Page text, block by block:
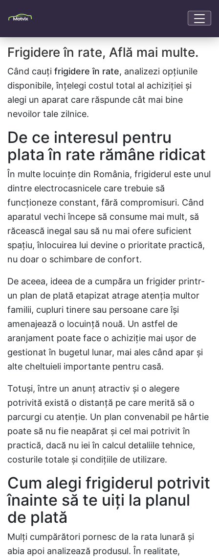
Frigidere în rate, Află mai multe.
Când cauți frigidere în rate, analizezi opțiunile
disponibile, înțelegi costul total al achiziției și
alegi un aparat care răspunde cât mai bine
nevoilor tale zilnice.
De ce interesul pentru
plata în rate rămâne ridicat
În multe locuințe din România, frigiderul este unul
dintre electrocasnicele care trebuie să
funcționeze constant, fără compromisuri. Când
aparatul vechi începe să consume mai mult, să
răcească inegal sau să nu mai ofere suficient
spațiu, înlocuirea lui devine o prioritate practică,
nu doar o schimbare de confort.
De aceea, ideea de a cumpăra un frigider printr-
un plan de plată etapizat atrage atenția multor
familii, cupluri tinere sau persoane care își
amenajează o locuință nouă. Un astfel de
aranjament poate face o achiziție mai ușor de
gestionat în bugetul lunar, mai ales când apar și
alte cheltuieli importante pentru casă.
Totuși, între un anunț atractiv și o alegere
potrivită există o distanță pe care merită să o
parcurgi cu atenție. Un plan convenabil pe hârtie
poate să nu fie neapărat și cel mai potrivit în
practică, dacă nu iei în calcul detaliile tehnice,
costurile totale și condițiile de utilizare.
Cum alegi frigiderul potrivit
înainte să te uiți la planul
de plată
Mulți cumpărători pornesc de la rata lunară și
abia apoi analizează produsul. În realitate,